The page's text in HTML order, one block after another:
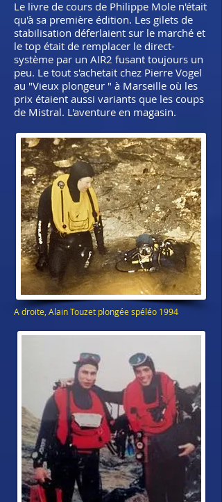
Le livre de cours de Philippe Mole n'était
qu'à sa première édition. Les gilets de
stabilisation déferlaient sur le marché et
le top était de remplacer le direct-
système par un AIR2 fusant toujours un
peu. Le tout s'achetait chez Pierre Vogel
au "Vieux plongeur " à Marseille où les
prix étaient aussi variants que les coups
de Mistral. L'aventure en magasin.
A droite, Alain Touzet plongée spéléo 1994